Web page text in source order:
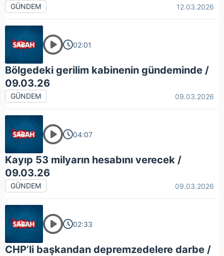
GÜNDEM 12.03.2026
02:01
Bölgedeki gerilim kabinenin gündeminde /
09.03.26
GÜNDEM 09.03.2026
04:07
Kayıp 53 milyarın hesabını verecek /
09.03.26
GÜNDEM 09.03.2026
02:33
CHP’li başkandan depremzedelere darbe /